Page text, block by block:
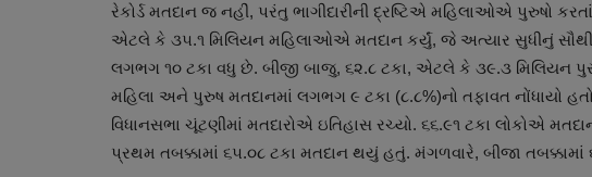
રેકોર્ડ મતદાન જ નહીં, પરંતુ ભાગીદારીની દ્રષ્ટિએ મહિલાઓએ પુરુષો
એટલે કે ૩૫.૧ મિલિયન મહિલાઓએ મતદાન કર્યું, જે અત્યાર સુધીનું
લગભગ ૧૦ ટકા વધુ છે. બીજી બાજુ, ૬૨.૮ ટકા, એટલે કે ૩૯.૩ મિલિયન
મહિલા અને પુરુષ મતદાનમાં લગભગ ૯ ટકા (૮.૮%)નો તફાવત નોંધાયો
વિધાનસભા ચૂંટણીમાં મતદારોએ ઇતિહાસ રચ્યો. ૬૬.૯૧ ટકા લોકોએ
પ્રથમ તબક્કામાં ૬૫.૦૮ ટકા મતદાન થયું હતું. મંગળવારે, બીજા